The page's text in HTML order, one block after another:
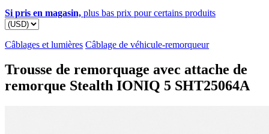
Si pris en magasin, plus bas prix pour certains produits
Câblages et lumières Câblage de véhicule-remorqueur
Trousse de remorquage avec attache de
remorque Stealth IONIQ 5 SHT25064A